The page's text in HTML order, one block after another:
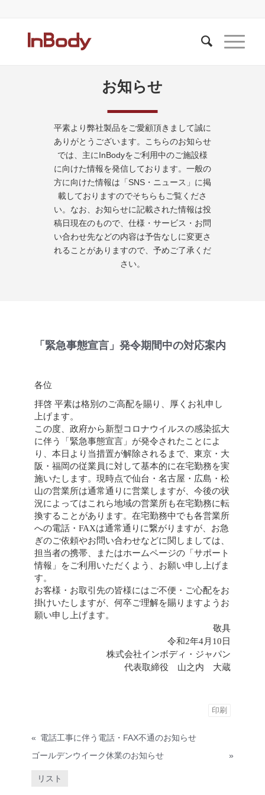
お知らせ
平素より弊社製品をご愛顧頂きまして誠に
ありがとうございます。こちらのお知らせ
では、主にInBodyをご利用中のご施設様
に向けた情報を発信しております。一般の
方に向けた情報は「SNS・ニュース」に掲
載しておりますのでそちらもご覧くださ
い。なお、お知らせに記載された情報は投
稿日現在のもので、仕様・サービス・お問
い合わせ先などの内容は予告なしに変更さ
れることがありますので、予めご了承くだ
さい。
「緊急事態宣言」発令期間中の対応案内
各位
拝啓 平素は格別のご高配を賜り、厚くお礼申し
上げます。
この度、政府から新型コロナウイルスの感染拡大
に伴う「緊急事態宣言」が発令されたことによ
り、本日より当措置が解除されるまで、東京・大
阪・福岡の従業員に対して基本的に在宅勤務を実
施いたします。現時点で仙台・名古屋・広島・松
山の営業所は通常通りに営業しますが、今後の状
況によってはこれら地域の営業所も在宅勤務に転
換することがあります。在宅勤務中でも各営業所
への電話・FAXは通常通りに繋がりますが、お急
ぎのご依頼やお問い合わせなどに関しましては、
担当者の携帯、またはホームページの「サポート
情報」をご利用いただくよう、お願い申し上げま
す。
お客様・お取引先の皆様にはご不便・ご心配をお
掛けいたしますが、何卒ご理解を賜りますようお
願い申し上げます。
敬具
令和2年4月10日
株式会社インボディ・ジャパン
代表取締役 山之内 大蔵
印刷
« 電話工事に伴う電話・FAX不通のお知らせ
ゴールデンウイーク休業のお知らせ
»
リスト